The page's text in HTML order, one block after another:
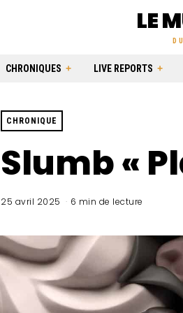
LE
CHRONIQUES LIVE REPORTS
CHRONIQUE
Slumb «
25 avril 2025 6 min de lecture